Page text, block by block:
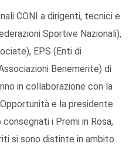
CONI a dirigenti, tecnici e
Sportive Nazionali),
EPS (Enti di
Benemerite) di
in collaborazione con la
e la presidente
i Premi in Rosa,
si sono distinte in ambito